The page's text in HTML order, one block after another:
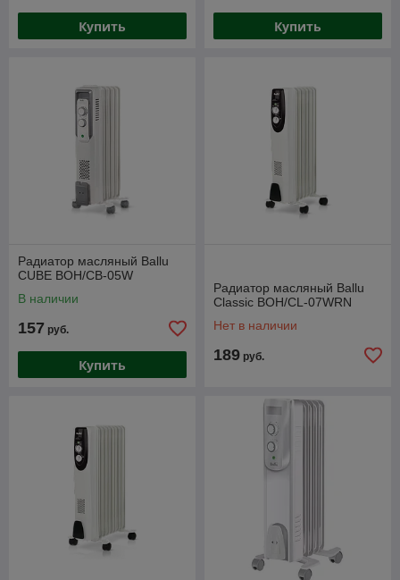
Купить Купить
Радиатор масляный Ballu
CUBE BOH/CB-05W
В наличии
157 руб.
Купить
Радиатор масляный Ballu
Classic BOH/CL-07WRN
Нет в наличии
189 руб.